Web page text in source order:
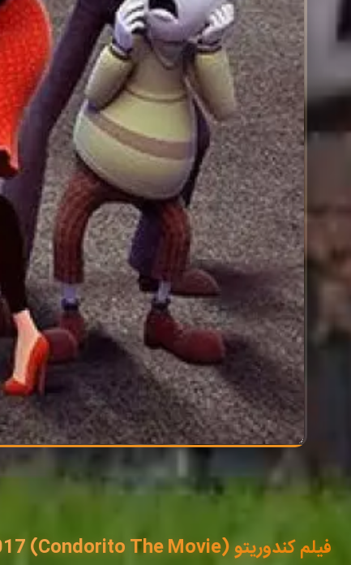
فیلم کندوریتو (Condorito The Movie) 2017 با زیرنویس فارسی